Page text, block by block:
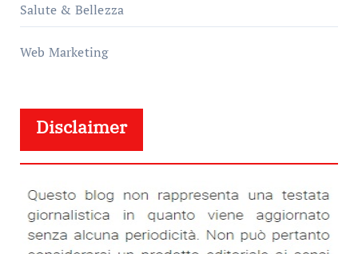
Salute & Bellezza
Web Marketing
Disclaimer